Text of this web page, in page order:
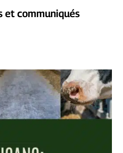
et communiqués